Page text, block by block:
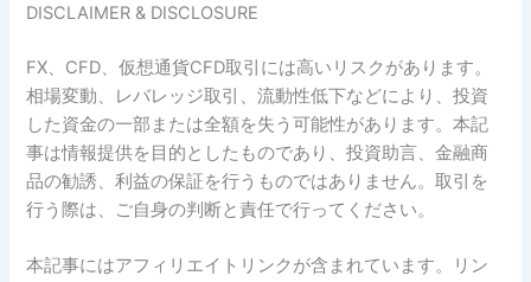
DISCLAIMER & DISCLOSURE
FX、CFD、仮想通貨CFD取引には高いリスクがあります。
相場変動、レバレッジ取引、流動性低下などにより、投資
した資金の一部または全額を失う可能性があります。本記
事は情報提供を目的としたものであり、投資助言、金融商
品の勧誘、利益の保証を行うものではありません。取引を
行う際は、ご自身の判断と責任で行ってください。
本記事にはアフィリエイトリンクが含まれています。リン